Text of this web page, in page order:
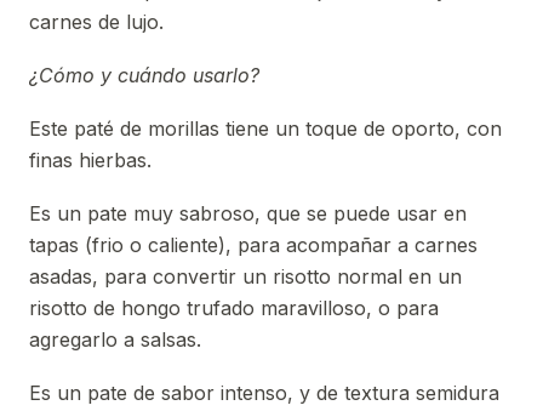
carnes de lujo.
¿Cómo y cuándo usarlo?
Este paté de morillas tiene un toque de oporto, con
finas hierbas.
Es un pate muy sabroso, que se puede usar en
tapas (frio o caliente), para acompañar a carnes
asadas, para convertir un risotto normal en un
risotto de hongo trufado maravilloso, o para
agregarlo a salsas.
Es un pate de sabor intenso, y de textura semidura